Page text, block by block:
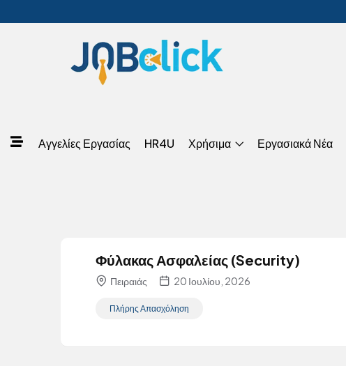
Αγγελίες Εργασίας HR4U Χρήσιμα Εργασιακά Νέα
Φύλακας Ασφαλείας (Security)
Πειραιάς 20 Ιουλίου, 2026
Πλήρης Απασχόληση